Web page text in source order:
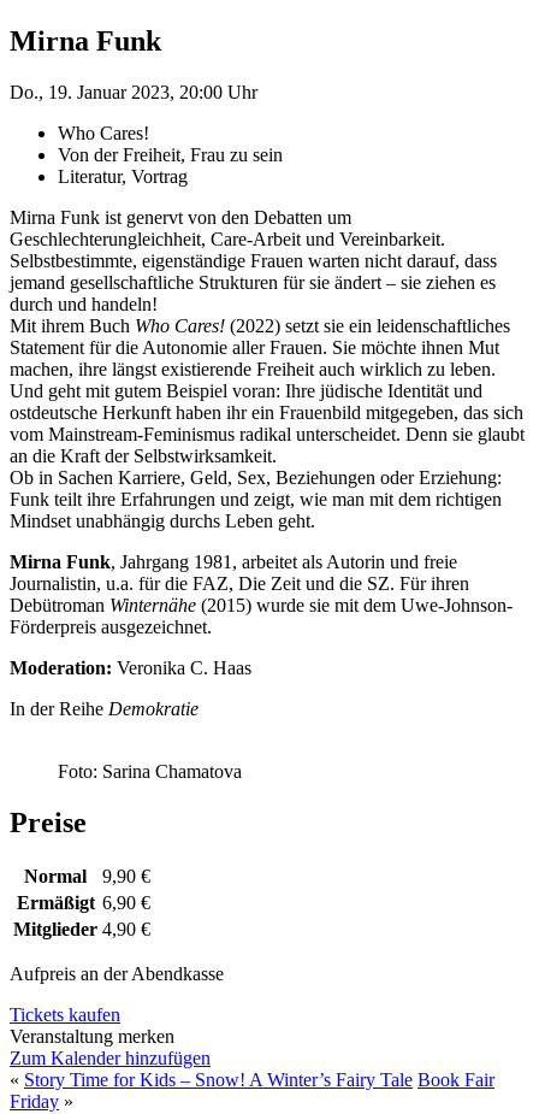
Mirna Funk
Do., 19. Januar 2023, 20:00 Uhr
Who Cares!
Von der Freiheit, Frau zu sein
Literatur, Vortrag
Mirna Funk ist genervt von den Debatten um
Geschlechterungleichheit, Care-Arbeit und Vereinbarkeit.
Selbstbestimmte, eigenständige Frauen warten nicht darauf, dass
jemand gesellschaftliche Strukturen für sie ändert – sie ziehen es
durch und handeln!
Mit ihrem Buch Who Cares! (2022) setzt sie ein leidenschaftliches
Statement für die Autonomie aller Frauen. Sie möchte ihnen Mut
machen, ihre längst existierende Freiheit auch wirklich zu leben.
Und geht mit gutem Beispiel voran: Ihre jüdische Identität und
ostdeutsche Herkunft haben ihr ein Frauenbild mitgegeben, das sich
vom Mainstream-Feminismus radikal unterscheidet. Denn sie glaubt
an die Kraft der Selbstwirksamkeit.
Ob in Sachen Karriere, Geld, Sex, Beziehungen oder Erziehung:
Funk teilt ihre Erfahrungen und zeigt, wie man mit dem richtigen
Mindset unabhängig durchs Leben geht.
Mirna Funk, Jahrgang 1981, arbeitet als Autorin und freie
Journalistin, u.a. für die FAZ, Die Zeit und die SZ. Für ihren
Debütroman Winternähe (2015) wurde sie mit dem Uwe-Johnson-
Förderpreis ausgezeichnet.
Moderation: Veronika C. Haas
In der Reihe Demokratie
Foto: Sarina Chamatova
Preise
Normal
9,90 €
Ermäßigt 6,90 €
Mitglieder 4,90 €
Aufpreis an der Abendkasse
Tickets kaufen
Veranstaltung merken
Zum Kalender hinzufügen
« Story Time for Kids – Snow! A Winter’s Fairy Tale Book Fair
Friday »